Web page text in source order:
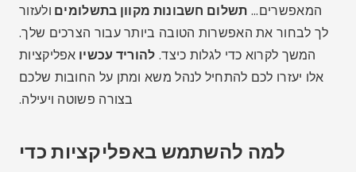
המאפשרים... תשלום חשבונות מקוון בתשלומים ולעזור
לך לבחור את האפשרות הטובה ביותר עבור הצרכים שלך.
המשך לקרוא כדי לגלות כיצד. להוריד עכשיו אפליקציות
אלו יעזרו לכם להתחיל לנהל משא ומתן על החובות שלכם
בצורה פשוטה ויעילה.
למה להשתמש באפליקציות כדי